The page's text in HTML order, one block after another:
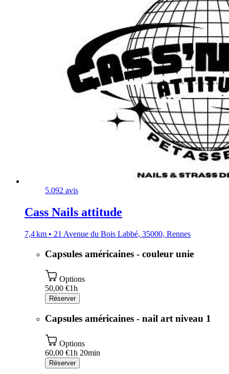
5.092 avis
Cass Nails attitude
7,4 km • 21 Avenue du Bois Labbé, 35000, Rennes
Capsules américaines - couleur unie
Options
50,00 €1h
Réserver
Capsules américaines - nail art niveau 1
Options
60,00 €1h 20min
Réserver